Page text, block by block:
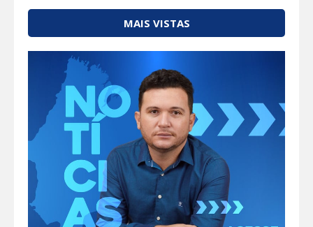
MAIS VISTAS